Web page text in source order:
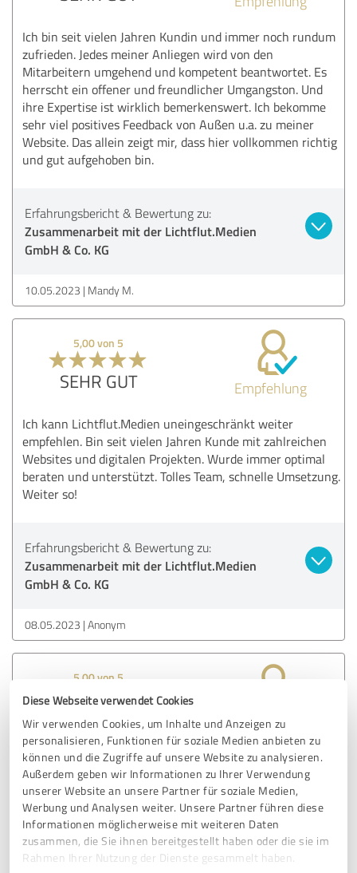
Diese Webseite verwendet Cookies
Wir verwenden Cookies, um Inhalte und Anzeigen zu
personalisieren, Funktionen für soziale Medien anbieten zu
können und die Zugriffe auf unsere Website zu analysieren.
Außerdem geben wir Informationen zu Ihrer Verwendung
unserer Website an unsere Partner für soziale Medien,
Werbung und Analysen weiter. Unsere Partner führen diese
Informationen möglicherweise mit weiteren Daten
zusammen, die Sie ihnen bereitgestellt haben oder die sie im
Rahmen Ihrer Nutzung der Dienste gesammelt haben.
Ich bin seit vielen Jahren Kundin und immer noch rundum
zufrieden. Jedes meiner Anliegen wird von den
Mitarbeitern umgehend und kompetent beantwortet. Es
herrscht ein offener und freundlicher Umgangston. Und
ihre Expertise ist wirklich bemerkenswert. Ich bekomme
sehr viel positives Feedback von Außen u.a. zu meiner
Website. Das allein zeigt mir, dass hier vollkommen richtig
und gut aufgehoben bin.
Erfahrungsbericht & Bewertung zu:
Zusammenarbeit mit der Lichtflut.Medien
GmbH & Co. KG
10.05.2023 Mandy M.
5,00 von 5
SEHR GUT Empfehlung
Ich kann Lichtflut.Medien uneingeschränkt weiter
empfehlen. Bin seit vielen Jahren Kunde mit zahlreichen
Websites und digitalen Projekten. Wurde immer optimal
beraten und unterstützt. Tolles Team, schnelle Umsetzung.
Weiter so!
Erfahrungsbericht & Bewertung zu:
Zusammenarbeit mit der Lichtflut.Medien
GmbH & Co. KG
08.05.2023 Anonym
5,00 von 5
SEHR GUT Empfehlung
Ich bin seit drei Jahren mit meiner eigenen Homepage bei
Lichtflut und habe bereits vorher mit ihnen über andere
Projekte zusammengearbeitet. Wegen der ausgesprochen
guten Beratung, der tollen Umsetzung und der schnellen
Ansprechbarkeit habe ich das Unternehmen bereits an
andere weiterempfohlen.
Danke für die tolle Zusammenarbeit!